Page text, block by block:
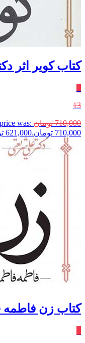
کتاب کویر اثر
13
710,000 تومان was:
710,000 تومان.
621,000
کتاب زن